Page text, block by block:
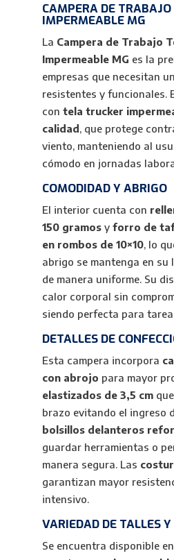
CAMPERA DE
IMPERMEABLE MG
La Campera de Trabajo
Impermeable MG es la
empresas que necesitan
resistentes y funcionales.
con tela trucker
calidad, que protege
viento, manteniendo al
cómodo en jornadas
COMODIDAD Y ABRIGO
El interior cuenta con
150 gramosy forro de
en rombos de 10×10, lo
abrigo se mantenga en
de manera uniforme. Su
calor corporal sin
siendo perfecta para
DETALLES DE
Esta campera incorpora
con abrojo para mayor
elastizados de 3,5 cm
brazo evitando el ingreso
bolsillos delanteros
guardar herramientas o
manera segura. Las
garantizan mayor
intensivo.
VARIEDAD DE TALLES Y
Se encuentra disponible